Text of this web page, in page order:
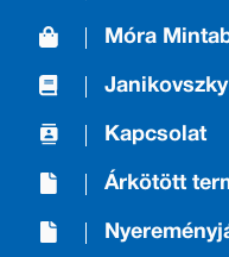
Móra
Kapcsolat
Árkötött